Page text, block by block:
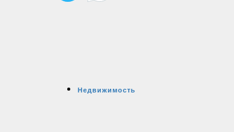
Недвижимость